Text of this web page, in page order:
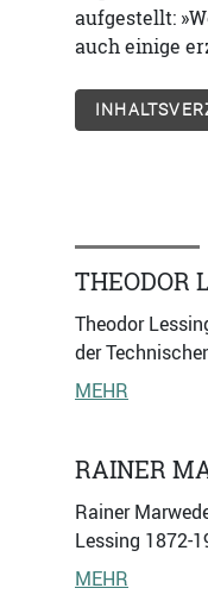
aufgestellt:
auch einige
THEODOR
Theodor
der
MEHR
RAINER
Rainer
Lessing 1872-
MEHR